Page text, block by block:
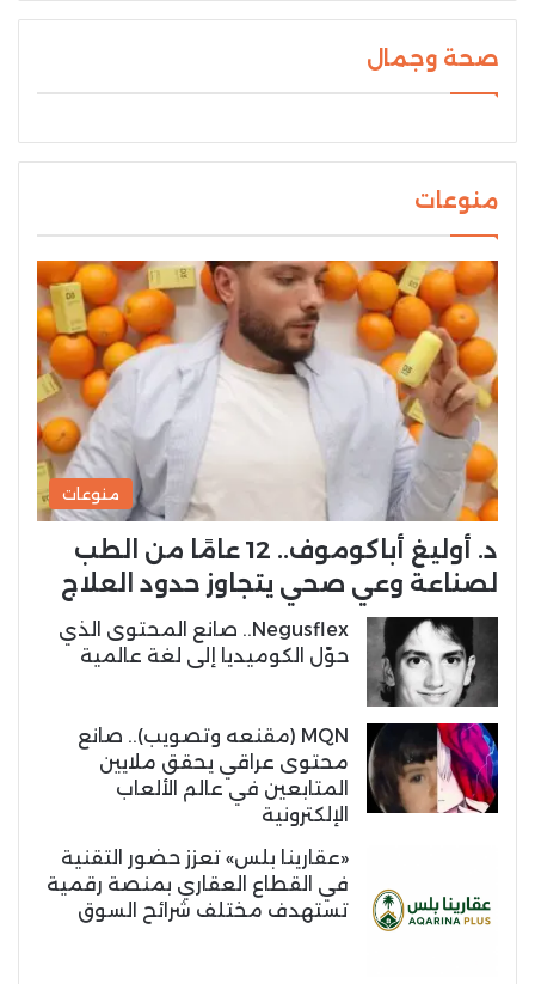
صحة وجمال
منوعات
منوعات
د. أوليغ أباكوموف.. 12 عامًا من الطب
لصناعة وعي صحي يتجاوز حدود العلاج
Negusflex.. صانع المحتوى الذي
حوّل الكوميديا إلى لغة عالمية
MQN (مقنعه وتصويب).. صانع
محتوى عراقي يحقق ملايين
المتابعين في عالم الألعاب
الإلكترونية
«عقارينا بلس» تعزز حضور التقنية
في القطاع العقاري بمنصة رقمية
تستهدف مختلف شرائح السوق